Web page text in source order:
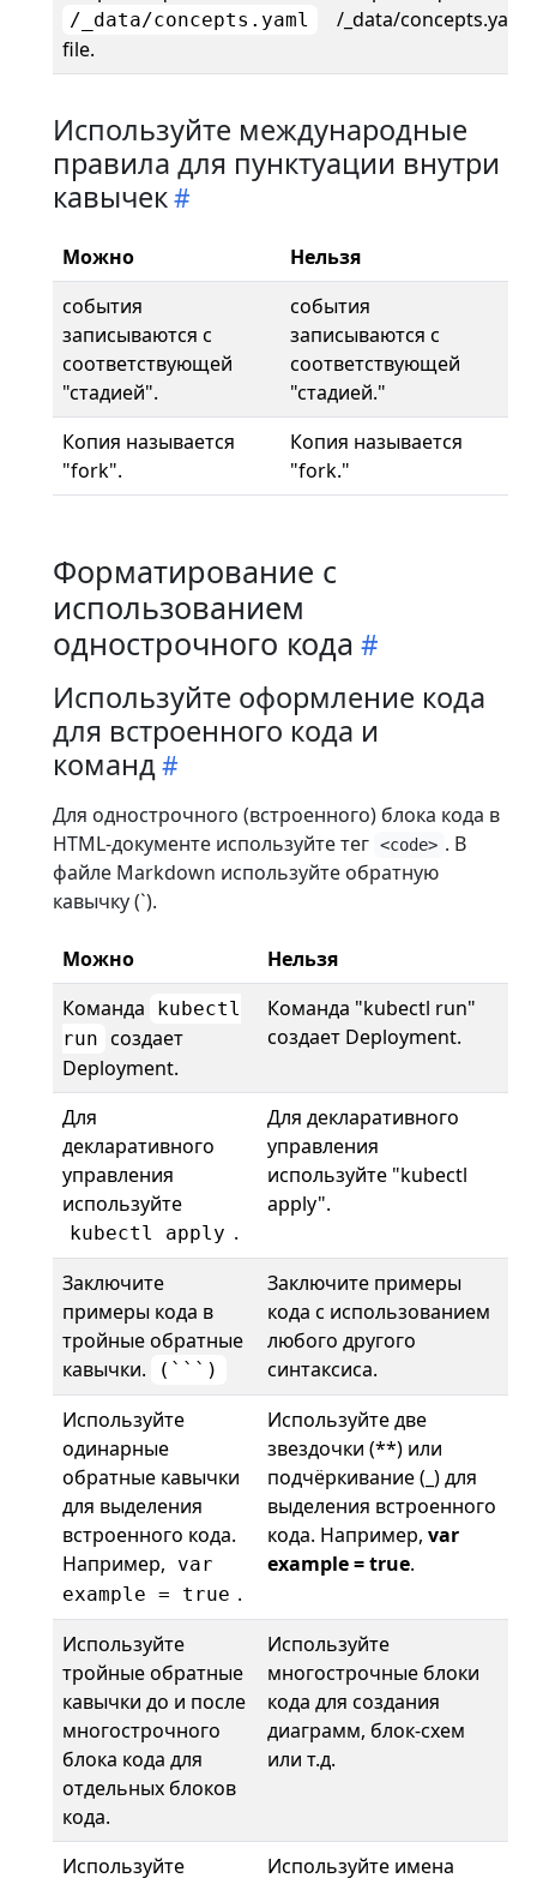
/_data/concepts.yaml
file.
/_data/concepts.yaml.
Используйте международные
правила для пунктуации внутри
кавычек
Можно
Нельзя
события
записываются с
соответствующей
"стадией".
события
записываются с
соответствующей
"стадией."
Копия называется
"fork".
Копия называется
"fork."
Форматирование с
использованием
однострочного кода
Используйте оформление кода
для встроенного кода и
команд
Для однострочного (встроенного) блока кода в
HTML-документе используйте тег <code> . В
файле Markdown используйте обратную
кавычку (`).
Можно
Нельзя
Команда
kubectl
run создает
Deployment.
Команда "kubectl run"
создает Deployment.
Для
декларативного
управления
используйте
kubectl apply .
Для декларативного
управления
используйте "kubectl
apply".
Заключите
примеры кода в
тройные обратные
кавычки.
(```)
Заключите примеры
кода с использованием
любого другого
синтаксиса.
Используйте
одинарные
обратные кавычки
для выделения
встроенного кода.
Например,
var
example = true .
Используйте две
звездочки (**) или
подчёркивание (_) для
выделения встроенного
кода. Например, var
example = true.
Используйте
тройные обратные
кавычки до и после
многострочного
блока кода для
отдельных блоков
кода.
Используйте
многострочные блоки
кода для создания
диаграмм, блок-схем
или т.д.
Используйте
Используйте имена